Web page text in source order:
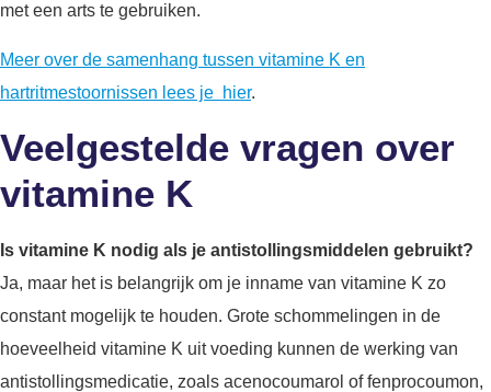
met een arts te gebruiken.
Meer over de samenhang tussen vitamine K en
hartritmestoornissen lees je hier.
Veelgestelde vragen over
vitamine K
Is vitamine K nodig als je antistollingsmiddelen gebruikt?
Ja, maar het is belangrijk om je inname van vitamine K zo
constant mogelijk te houden. Grote schommelingen in de
hoeveelheid vitamine K uit voeding kunnen de werking van
antistollingsmedicatie, zoals acenocoumarol of fenprocoumon,